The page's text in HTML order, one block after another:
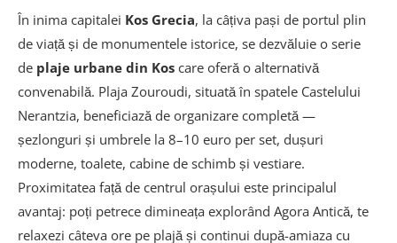
În inima capitalei Kos Grecia, la câțiva pași de portul plin
de viață și de monumentele istorice, se dezvăluie o serie
de plaje urbane din Kos care oferă o alternativă
convenabilă. Plaja Zouroudi, situată în spatele Castelului
Nerantzia, beneficiază de organizare completă —
șezlonguri și umbrele la 8–10 euro per set, dușuri
moderne, toalete, cabine de schimb și vestiare.
Proximitatea față de centrul orașului este principalul
avantaj: poți petrece dimineața explorând Agora Antică, te
relaxezi câteva ore pe plajă și continui după-amiaza cu